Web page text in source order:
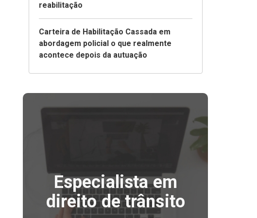
reabilitação
Carteira de Habilitação Cassada em
abordagem policial o que realmente
acontece depois da autuação
Especialista em
direito de trânsito